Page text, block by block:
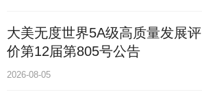
大美无度世界5A级高质量发展评
价第12届第805号公告
2026-08-05